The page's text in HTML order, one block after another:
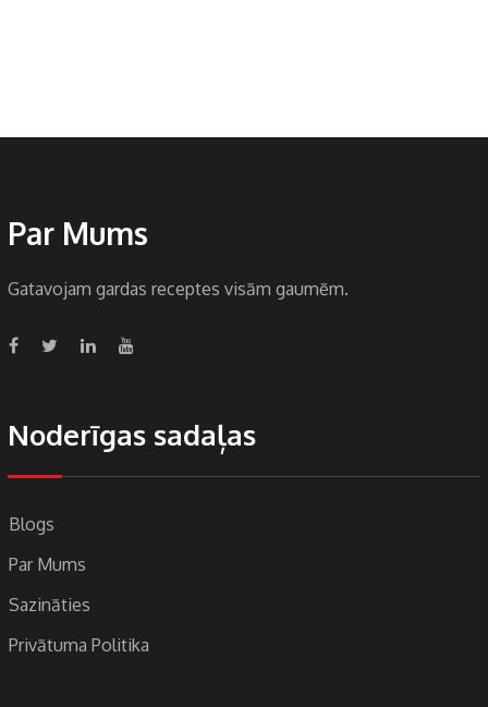
Par Mums
Gatavojam gardas receptes visām gaumēm.
Noderīgas sadaļas
Blogs
Par Mums
Sazināties
Privātuma Politika